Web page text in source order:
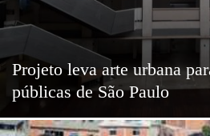
Projeto leva arte urbana
públicas de São Paulo